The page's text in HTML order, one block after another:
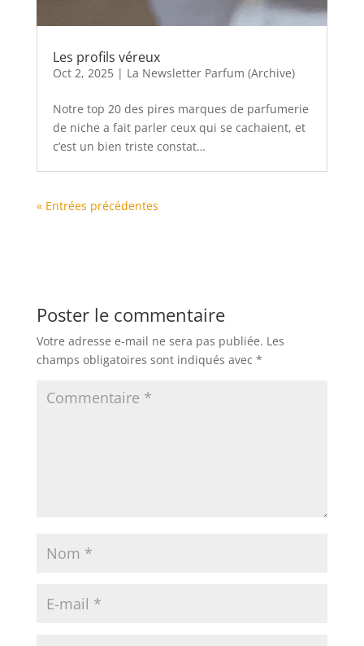
Les profils véreux
Oct 2, 2025| La Newsletter Parfum (Archive)
Notre top 20 des pires marques de parfumerie
de niche a fait parler ceux qui se cachaient, et
c’est un bien triste constat…
« Entrées précédentes
Poster le commentaire
Votre adresse e-mail ne sera pas publiée. Les
champs obligatoires sont indiqués avec *